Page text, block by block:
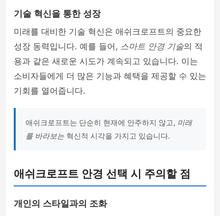
기술 혁신을 통한 성장
미래를 대비한 기술 혁신은 애쉬크로프트의 중요한
성장 동력입니다. 예를 들어, 스마트 안경 기술의 적
용과 같은 새로운 시도가 계속되고 있습니다. 이는
소비자들에게 더 많은 기능과 혜택을 제공할 수 있는
기회를 열어줍니다.
애쉬크로프트는 단순히 현재에 안주하지 않고, 미래
를 바라보는 혁신적 시각을 가지고 있습니다.
애쉬크로프트 안경 선택 시 주의할 점
개인의 스타일과의 조화